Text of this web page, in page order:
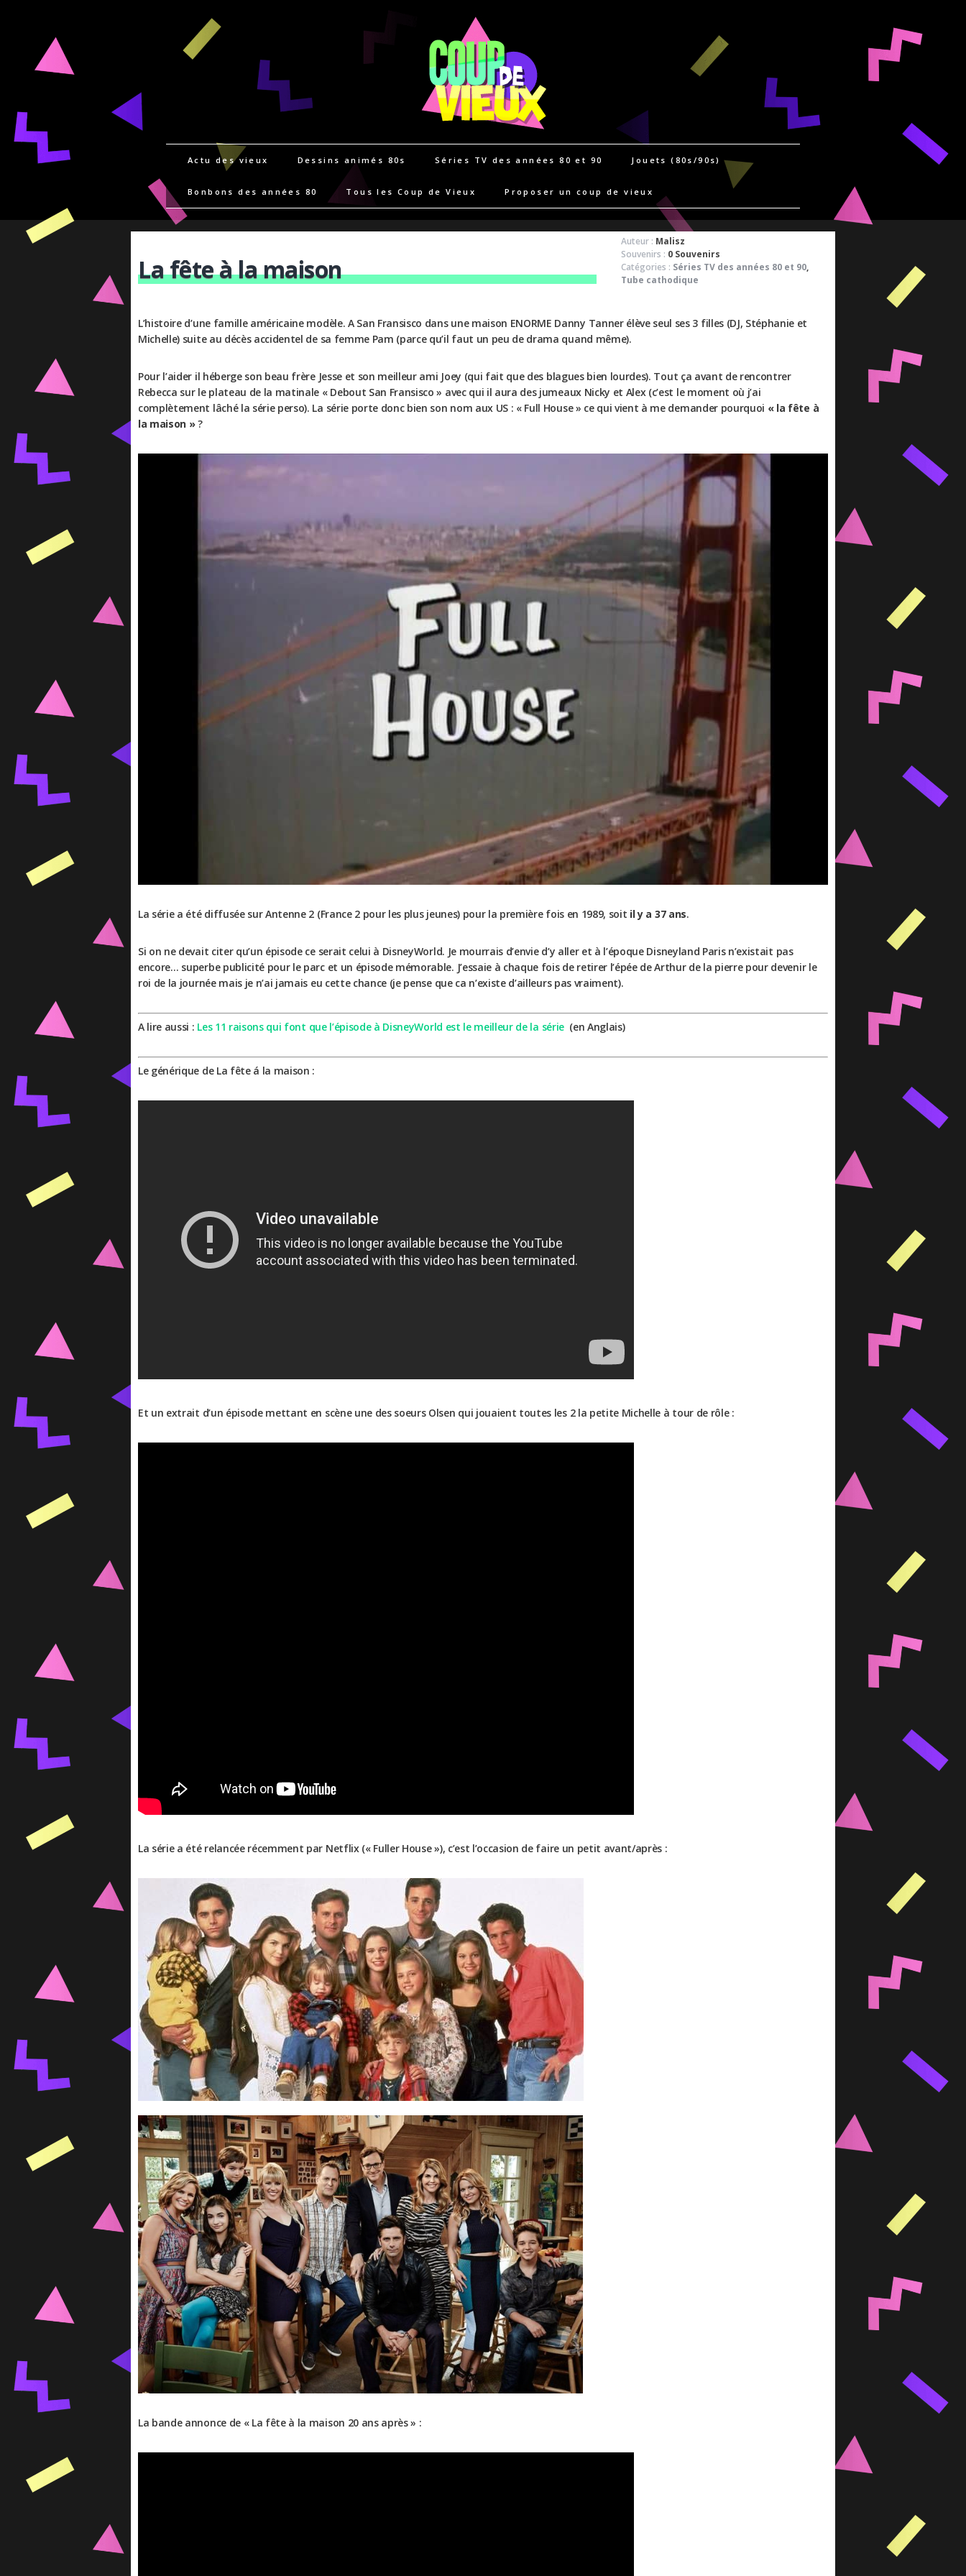
Actu des vieux Dessins animés 80s Séries TV des années 80 et 90 Jouets (80s/90s)
Bonbons des années 80 Tous les Coup de Vieux Proposer un coup de vieux
La fête à la maison
Auteur : Malisz
Souvenirs : 0 Souvenirs
Catégories : Séries TV des années 80 et 90,
Tube cathodique
L’histoire d’une famille américaine modèle. A San Fransisco dans une maison ENORME Danny Tanner élève seul ses 3 filles (DJ, Stéphanie et
Michelle) suite au décès accidentel de sa femme Pam (parce qu’il faut un peu de drama quand même).
Pour l’aider il héberge son beau frère Jesse et son meilleur ami Joey (qui fait que des blagues bien lourdes). Tout ça avant de rencontrer
Rebecca sur le plateau de la matinale « Debout San Fransisco » avec qui il aura des jumeaux Nicky et Alex (c’est le moment où j’ai
complètement lâché la série perso). La série porte donc bien son nom aux US : « Full House » ce qui vient à me demander pourquoi « la fête à
la maison »?
La série a été diffusée sur Antenne 2 (France 2 pour les plus jeunes) pour la première fois en 1989, soit il y a 37 ans.
Si on ne devait citer qu’un épisode ce serait celui à DisneyWorld. Je mourrais d’envie d’y aller et à l’époque Disneyland Paris n’existait pas
encore… superbe publicité pour le parc et un épisode mémorable. J’essaie à chaque fois de retirer l’épée de Arthur de la pierre pour devenir le
roi de la journée mais je n’ai jamais eu cette chance (je pense que ca n’existe d’ailleurs pas vraiment).
A lire aussi : Les 11 raisons qui font que l’épisode à DisneyWorld est le meilleur de la série(en Anglais)
Le générique de La fête á la maison :
Et un extrait d’un épisode mettant en scène une des soeurs Olsen qui jouaient toutes les 2 la petite Michelle à tour de rôle :
La série a été relancée récemment par Netflix (« Fuller House »), c’est l’occasion de faire un petit avant/après :
La bande annonce de « La fête à la maison 20 ans après » :